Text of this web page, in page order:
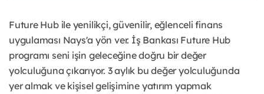
Future Hub ile yenilikçi, güvenilir, eğlenceli finans
uygulaması Nays'a yön ver. İş Bankası Future Hub
programı seni işin geleceğine doğru bir değer
yolculuğuna çıkarıyor. 3 aylık bu değer yolculuğunda
yer almak ve kişisel gelişimine yatırım yapmak